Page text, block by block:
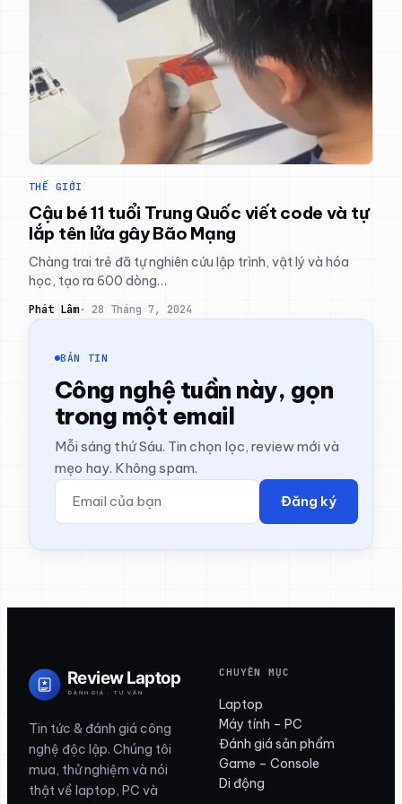
THẾ GIỚI
Cậu bé 11 tuổi Trung Quốc viết code và tự
lắp tên lửa gây Bão Mạng
Chàng trai trẻ đã tự nghiên cứu lập trình, vật lý và hóa
học, tạo ra 600 dòng…
Phát Lâm 28 Tháng 7, 2024
BẢN TIN
Công nghệ tuần này, gọn
trong một email
Mỗi sáng thứ Sáu. Tin chọn lọc, review mới và
mẹo hay. Không spam.
Đăng ký
Tin tức & đánh giá công
nghệ độc lập. Chúng tôi
mua, thử nghiệm và nói
thật về laptop, PC và
CHUYÊN MỤC
Laptop
Máy tính – PC
Đánh giá sản phẩm
Game – Console
Di động